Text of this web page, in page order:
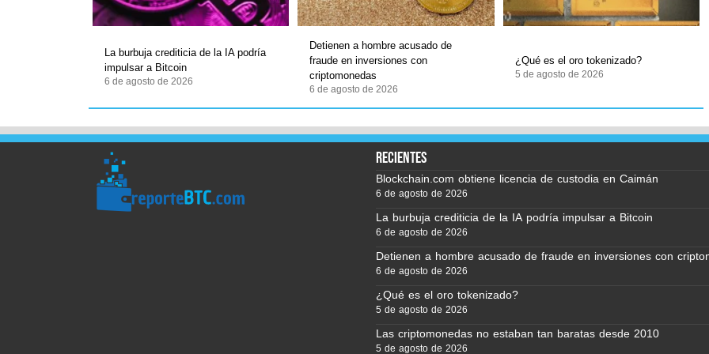
La burbuja crediticia de la IA podría
impulsar a Bitcoin
6 de agosto de 2026
Detienen a hombre acusado de
fraude en inversiones con
criptomonedas
6 de agosto de 2026
¿Qué es el oro tokenizado?
5 de agosto de 2026
recientes
Blockchain.com obtiene licencia de custodia en Caimán
6 de agosto de 2026
La burbuja crediticia de la IA podría impulsar a Bitcoin
6 de agosto de 2026
Detienen a hombre acusado de fraude en inversiones con
6 de agosto de 2026
¿Qué es el oro tokenizado?
5 de agosto de 2026
Las criptomonedas no estaban tan baratas desde 2010
5 de agosto de 2026